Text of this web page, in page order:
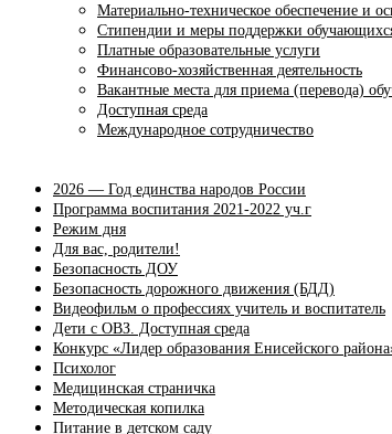
Материально-техническое обеспечение и
Стипендии и меры поддержки
Платные образовательные услуги
Финансово-хозяйственная деятельность
Вакантные места для приема (перевода)
Доступная среда
Международное сотрудничество
2026 — Год единства народов России
Программа воспитания 2021-2022 уч.г
Режим дня
Для вас, родители!
Безопасность ДОУ
Безопасность дорожного движения (БДД)
Видеофильм о профессиях учитель и воспитатель
Дети с ОВЗ. Доступная среда
Конкурс «Лидер образования Енисейского
Психолог
Медицинская страничка
Методическая копилка
Питание в детском саду